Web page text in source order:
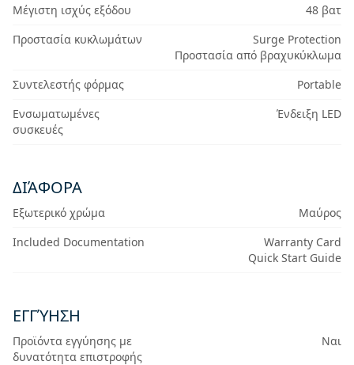
Μέγιστη ισχύς εξόδου
48 βατ
Προστασία κυκλωμάτων
Surge Protection
Προστασία από βραχυκύκλωμα
Συντελεστής φόρμας
Portable
Ενσωματωμένες
συσκευές
Ένδειξη LED
ΔΙΆΦΟΡΑ
Εξωτερικό χρώμα
Μαύρος
Included Documentation
Warranty Card
Quick Start Guide
ΕΓΓΎΗΣΗ
Προϊόντα εγγύησης με
δυνατότητα επιστροφής
Ναι